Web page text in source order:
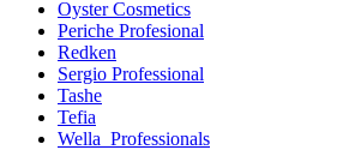
Oyster Cosmetics
Periche Profesional
Redken
Sergio Professional
Tashe
Tefia
Wella_Professionals